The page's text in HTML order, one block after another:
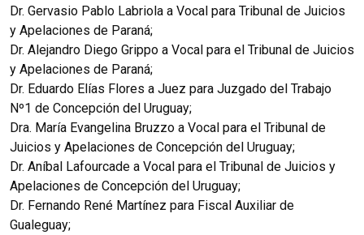
Dr. Gervasio Pablo Labriola a Vocal para Tribunal de Juicios
y Apelaciones de Paraná;
Dr. Alejandro Diego Grippo a Vocal para el Tribunal de Juicios
y Apelaciones de Paraná;
Dr. Eduardo Elías Flores a Juez para Juzgado del Trabajo
Nº1 de Concepción del Uruguay;
Dra. María Evangelina Bruzzo a Vocal para el Tribunal de
Juicios y Apelaciones de Concepción del Uruguay;
Dr. Aníbal Lafourcade a Vocal para el Tribunal de Juicios y
Apelaciones de Concepción del Uruguay;
Dr. Fernando René Martínez para Fiscal Auxiliar de
Gualeguay;